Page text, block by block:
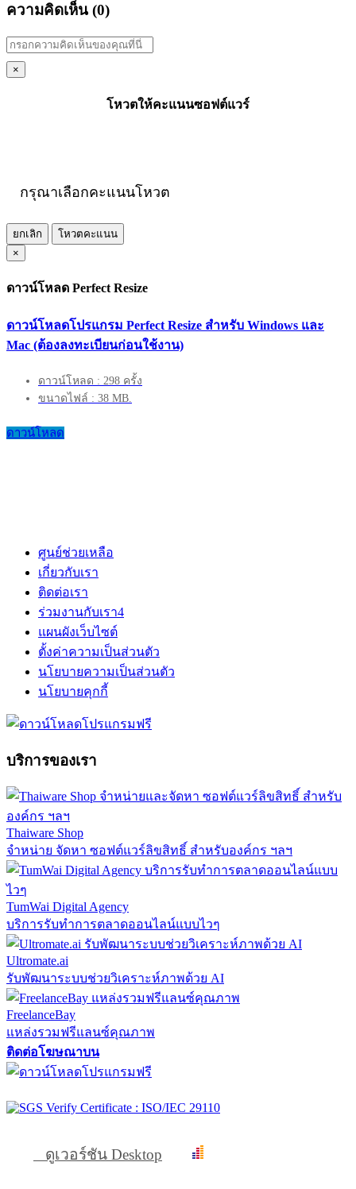
ความคิดเห็น (0)
×
โหวตให้คะแนนซอฟต์แวร์
กรุณาเลือกคะแนนโหวต
ยกเลิก
โหวตคะแนน
×
ดาวน์โหลด Perfect Resize
ดาวน์โหลดโปรแกรม Perfect Resize สำหรับ Windows และ
Mac (ต้องลงทะเบียนก่อนใช้งาน)
ดาวน์โหลด : 298 ครั้ง
ขนาดไฟล์ : 38 MB.
ดาวน์โหลด
ศูนย์ช่วยเหลือ
เกี่ยวกับเรา
ติดต่อเรา
ร่วมงานกับเรา4
แผนผังเว็บไซต์
ตั้งค่าความเป็นส่วนตัว
นโยบายความเป็นส่วนตัว
นโยบายคุกกี้
บริการของเรา
Thaiware Shop
จำหน่าย จัดหา ซอฟต์แวร์ลิขสิทธิ์ สำหรับองค์กร ฯลฯ
TumWai Digital Agency
บริการรับทำการตลาดออนไลน์แบบไวๆ
Ultromate.ai
รับพัฒนาระบบช่วยวิเคราะห์ภาพด้วย AI
FreelanceBay
แหล่งรวมฟรีแลนซ์คุณภาพ
ติดต่อโฆษณาบน
ดูเวอร์ชัน Desktop